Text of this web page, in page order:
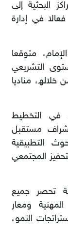
اﻟﺒﺤﺜﯿﺔ إﻟﻰ
ﻓﻲ إدارة
ﻣﺘﻮﻗﻌﺎ
اﻟﺘﺸﺮﯾﻌﻲ
ﺧﻼﻟﮫ، ﻣﻨﺎدﯾﺎ
ﻓﻲ اﻟﺘﺨﻄﯿﻂ
ﻣﺴﺘﻘﺒﻞ
اﻟﺘﻄﺒﯿﻘﯿﺔ
اﻟﻤﺠﺘﻤﻌﻲ
ﺗﺤﺼﺮ ﺟﻤﯿﻊ
وﻣﻌﺎر
اﻟﻨﻤﻮ،